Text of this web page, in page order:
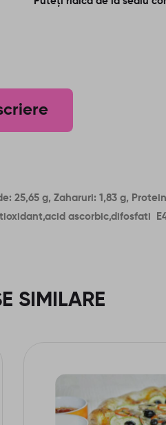
25,65 g, Zaharuri: 1,83 g,
ascorbic,difosfati
SIMILARE